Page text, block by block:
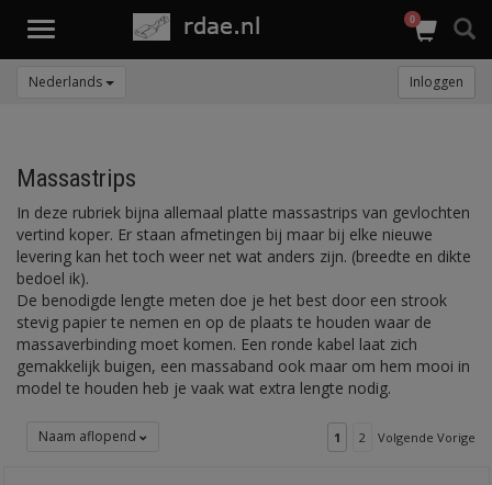
Toggle
0
Nederlands Inloggen
Massastrips
In deze rubriek bijna allemaal platte massastrips van gevlochten
vertind koper. Er staan afmetingen bij maar bij elke nieuwe
levering kan het toch weer net wat anders zijn. (breedte en dikte
bedoel ik).
De benodigde lengte meten doe je het best door een strook
stevig papier te nemen en op de plaats te houden waar de
massaverbinding moet komen. Een ronde kabel laat zich
gemakkelijk buigen, een massaband ook maar om hem mooi in
model te houden heb je vaak wat extra lengte nodig.
Naam aflopend 1 2 Volgende Vorige